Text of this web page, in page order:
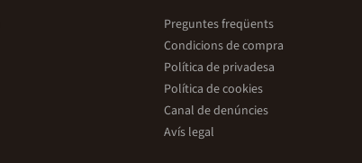
Preguntes freqüents
Condicions de compra
Política de privadesa
Política de cookies
Canal de denúncies
Avís legal